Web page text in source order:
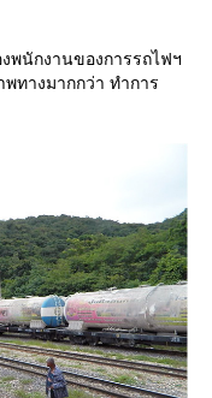
พนักงานของการรถไฟฯ
างมากกว่า ทำการ